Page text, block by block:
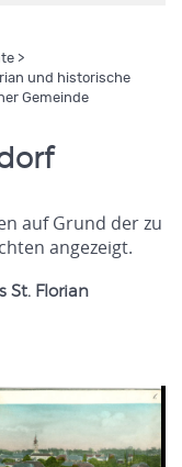
>
und historische
Gemeinde
auf Grund der zu
angezeigt.
St. Florian